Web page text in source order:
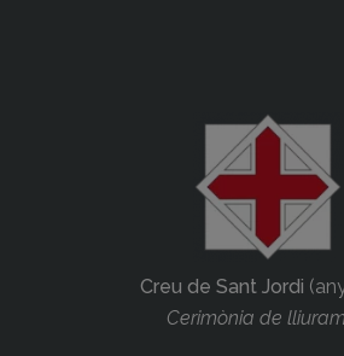
Creu de Sant Jordi
Cerimònia de